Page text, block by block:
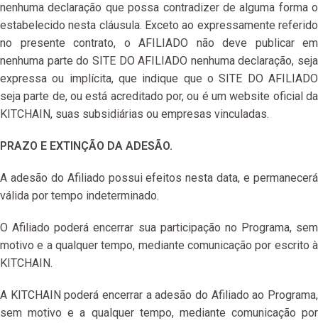
nenhuma declaração que possa contradizer de alguma forma o
estabelecido nesta cláusula. Exceto ao expressamente referido
no presente contrato, o AFILIADO não deve publicar em
nenhuma parte do SITE DO AFILIADO nenhuma declaração, seja
expressa ou implícita, que indique que o SITE DO AFILIADO
seja parte de, ou está acreditado por, ou é um website oficial da
KITCHAIN, suas subsidiárias ou empresas vinculadas.
PRAZO E EXTINÇÃO DA ADESÃO.
A adesão do Afiliado possui efeitos nesta data, e permanecerá
válida por tempo indeterminado.
O Afiliado poderá encerrar sua participação no Programa, sem
motivo e a qualquer tempo, mediante comunicação por escrito à
KITCHAIN.
A KITCHAIN poderá encerrar a adesão do Afiliado ao Programa,
sem motivo e a qualquer tempo, mediante comunicação por